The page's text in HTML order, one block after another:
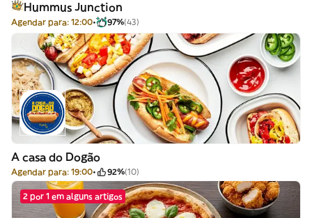
Hummus Junction
Agendar para: 12:00 97%(43)
A casa do Dogão
Agendar para: 19:00 92%(10)
2 por 1 em alguns artigos